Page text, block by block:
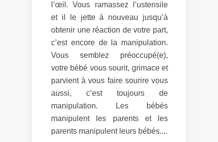
l’œil. Vous ramassez l’ustensile
et il le jette à nouveau jusqu’à
obtenir une réaction de votre part,
c’est encore de la manipulation.
Vous semblez préoccupé(e),
votre bébé vous sourit, grimace et
parvient à vous faire sourire vous
aussi, c’est toujours de
manipulation. Les bébés
manipulent les parents et les
parents manipulent leurs bébés....